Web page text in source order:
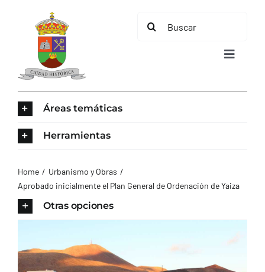
contenido
Buscar:
Toggle
AYUNTAMIENTO
Áreas temáticas
Herramientas
Home
Urbanismo y Obras
Aprobado inicialmente el Plan General de Ordenación de Yaiza
Otras opciones